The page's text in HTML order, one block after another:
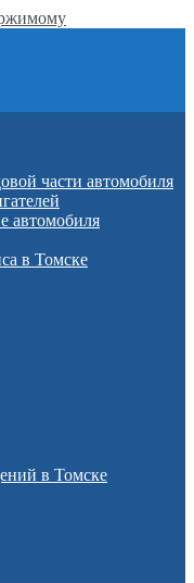
части автомобиля
автомобиля
в Томске
в Томске